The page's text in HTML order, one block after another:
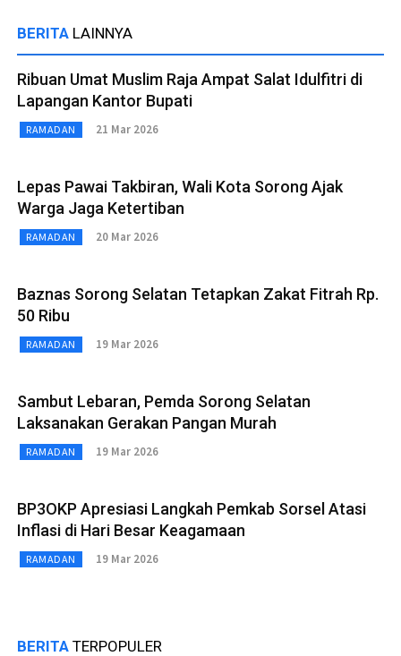
BERITA LAINNYA
Ribuan Umat Muslim Raja Ampat Salat Idulfitri di
Lapangan Kantor Bupati
RAMADAN 21 Mar 2026
Lepas Pawai Takbiran, Wali Kota Sorong Ajak
Warga Jaga Ketertiban
RAMADAN 20 Mar 2026
Baznas Sorong Selatan Tetapkan Zakat Fitrah Rp.
50 Ribu
RAMADAN 19 Mar 2026
Sambut Lebaran, Pemda Sorong Selatan
Laksanakan Gerakan Pangan Murah
RAMADAN 19 Mar 2026
BP3OKP Apresiasi Langkah Pemkab Sorsel Atasi
Inflasi di Hari Besar Keagamaan
RAMADAN 19 Mar 2026
BERITA TERPOPULER